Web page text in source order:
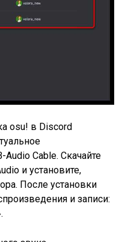
osu! в Discord
Audio Cable. Скачайте
и установите,
После установки
и записи: